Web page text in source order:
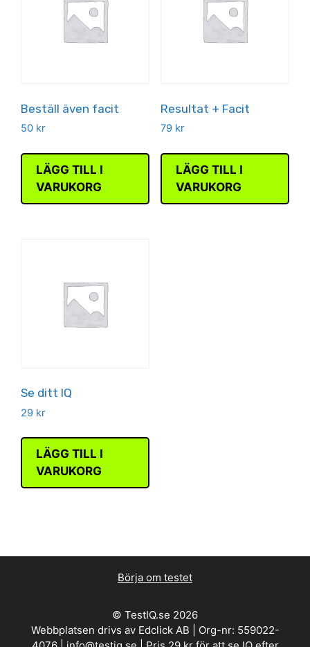
Beställ även facit
50 kr
LÄGG TILL I
VARUKORG
Resultat + Facit
79 kr
LÄGG TILL I
VARUKORG
Se ditt IQ
29 kr
LÄGG TILL I
VARUKORG
Börja om testet
© TestIQ.se 2026
Webbplatsen drivs av Edclick AB | Org-nr: 559022-